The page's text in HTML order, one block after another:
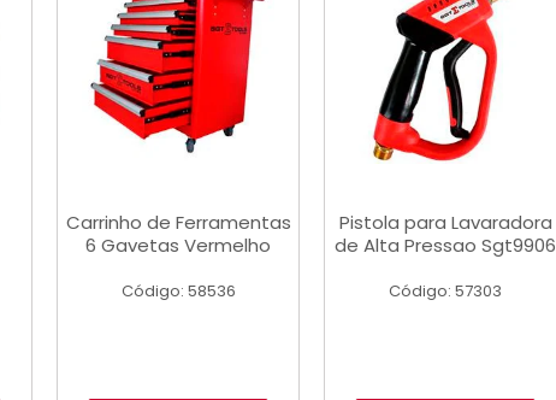
Carrinho de Ferramentas
6 Gavetas Vermelho
Código: 58536
Pistola para Lavaradora
de Alta Pressao Sgt9906
Código: 57303